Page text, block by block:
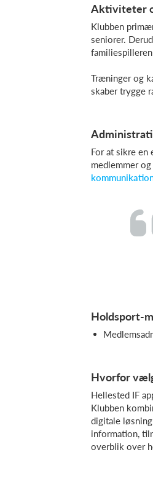
Aktiviteter
Klubben
seniorer.
Træninger og
skaber trygge
For at sikre
medlemmer og
Holdsport-
Hvorfor
Hellested IF
Klubben
digitale
information,
overblik over